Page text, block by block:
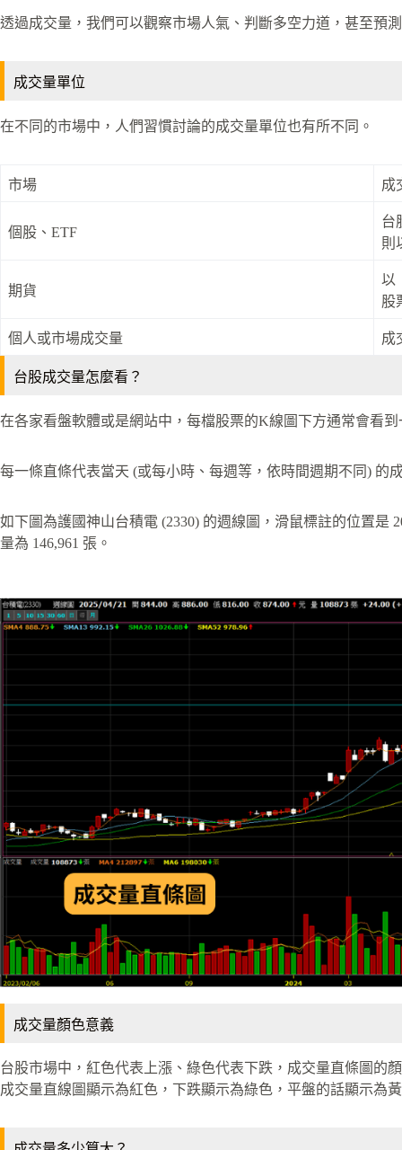
透過成交量，我們可以觀察市場人氣、判斷多空力道，甚至預
成交量單位
在不同的市場中，人們習慣討論的成交量單位也有所不同。
市場 成
個股、ETF
台
則
期貨
以
股
個人或市場成交量 成
台股成交量怎麼看？
在各家看盤軟體或是網站中，每檔股票的K線圖下方通常會看
每一條直條代表當天 (或每小時、每週等，依時間週期不同) 的
如下圖為護國神山台積電 (2330) 的週線圖，滑鼠標註的位置是
量為 146,961 張。
成交量顏色意義
台股市場中，紅色代表上漲、綠色代表下跌，成交量直條圖的
成交量直線圖顯示為紅色，下跌顯示為綠色，平盤的話顯示為